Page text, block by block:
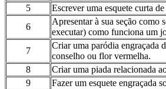
5
Escrever uma esquete curta
6
Apresentar à sua seção como
executar) como funciona um
7
Criar uma paródia engraçada
conselho ou flor vermelha.
8
Criar uma piada relacionada
9
Fazer um esquete engraçada